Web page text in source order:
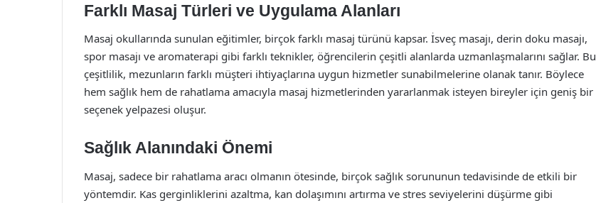
Farklı Masaj Türleri ve Uygulama Alanları
Masaj okullarında sunulan eğitimler, birçok farklı masaj türünü kapsar. İsveç masajı, derin doku masajı,
spor masajı ve aromaterapi gibi farklı teknikler, öğrencilerin çeşitli alanlarda uzmanlaşmalarını sağlar. Bu
çeşitlilik, mezunların farklı müşteri ihtiyaçlarına uygun hizmetler sunabilmelerine olanak tanır. Böylece
hem sağlık hem de rahatlama amacıyla masaj hizmetlerinden yararlanmak isteyen bireyler için geniş bir
seçenek yelpazesi oluşur.
Sağlık Alanındaki Önemi
Masaj, sadece bir rahatlama aracı olmanın ötesinde, birçok sağlık sorununun tedavisinde de etkili bir
yöntemdir. Kas gerginliklerini azaltma, kan dolaşımını artırma ve stres seviyelerini düşürme gibi